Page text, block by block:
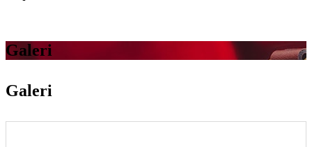
Galeri
Galeri